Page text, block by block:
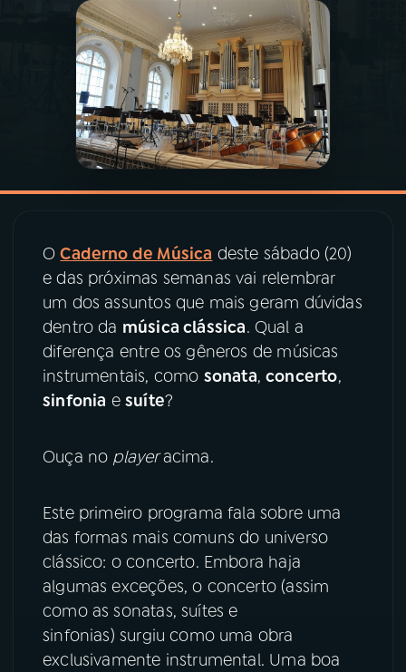
PROGRAMAÇÃO
PROGRAMAS
PODCASTS
07ÚLTIMAS
08PRÊMIO RÁDIO MEC
ACOMPANHE A RÁDIO MEC
TikTok
OCaderno de Música deste sábado (20)
e das próximas semanas vai relembrar
um dos assuntos que mais geram dúvidas
dentro da música clássica. Qual a
diferença entre os gêneros de músicas
instrumentais, como sonata,concerto,
sinfonia e suíte?
Ouça no playeracima.
Este primeiro programa fala sobre uma
das formas mais comuns do universo
clássico: o concerto. Embora haja
algumas exceções, o concerto (assim
como as sonatas, suítes e
sinfonias) surgiu como uma obra
exclusivamente instrumental. Uma boa